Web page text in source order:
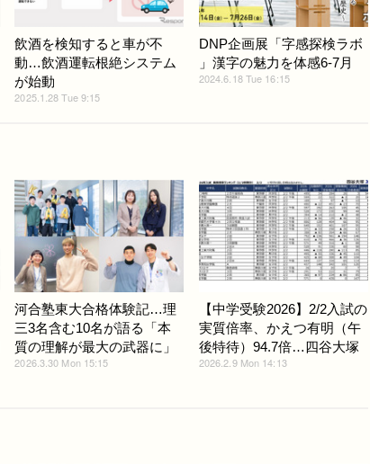
飲酒を検知すると車が不
動…飲酒運転根絶システム
が始動
2025.1.28 Tue 9:15
DNP企画展「字感探検ラボ
」漢字の魅力を体感6-7月
2024.6.18 Tue 16:15
河合塾東大合格体験記…理
三3名含む10名が語る「本
質の理解が最大の武器に」
2026.3.30 Mon 15:15
【中学受験2026】2/2入試の
実質倍率、かえつ有明（午
後特待）94.7倍…四谷大塚
2026.2.9 Mon 14:13